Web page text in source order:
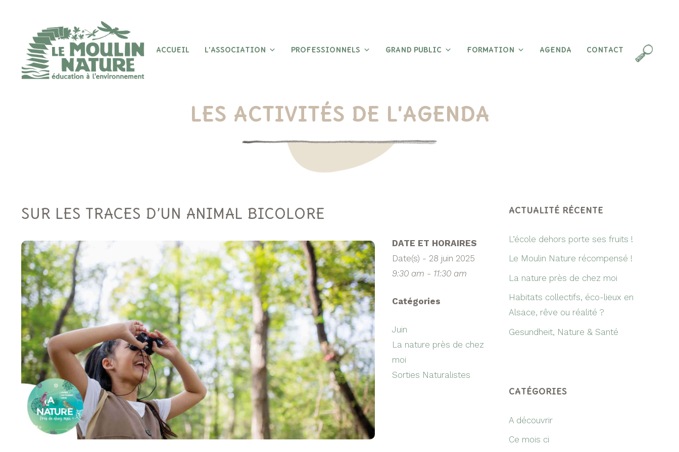
ACCUEIL L’ASSOCIATION PROFESSIONNELS GRAND PUBLIC FORMATION AGENDA CONTACT
LES ACTIVITÉS DE L'AGENDA
SUR LES TRACES D’UN ANIMAL BICOLORE
DATE ET HORAIRES
Date(s) - 28 juin 2025
9:30 am - 11:30 am
Catégories
Juin
La nature près de chez
moi
Sorties Naturalistes
ACTUALITÉ RÉCENTE
L’école dehors porte ses fruits !
Le Moulin Nature récompensé !
La nature près de chez moi
Habitats collectifs, éco-lieux en
Alsace, rêve ou réalité ?
Gesundheit, Nature & Santé
CATÉGORIES
A découvrir
Ce mois ci